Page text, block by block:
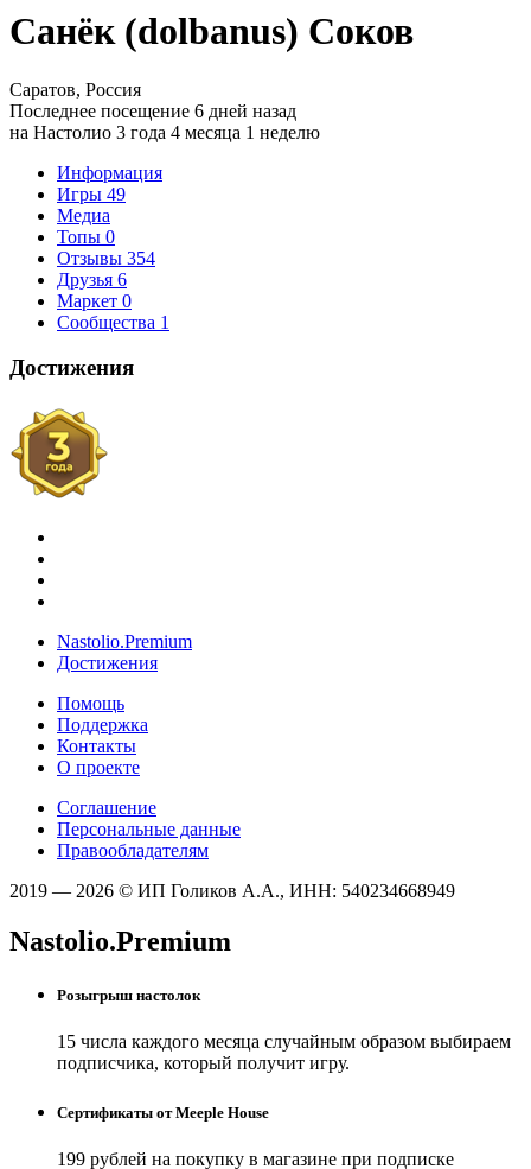
Санёк (dolbanus) Соков
Саратов, Россия
Последнее посещение 6 дней назад
на Настолио 3 года 4 месяца 1 неделю
Информация
Игры 49
Медиа
Топы 0
Отзывы 354
Друзья 6
Маркет 0
Сообщества 1
Достижения
Nastolio.Premium
Достижения
Помощь
Поддержка
Контакты
О проекте
Соглашение
Персональные данные
Правообладателям
2019 — 2026 © ИП Голиков А.А., ИНН: 540234668949
Nastolio.Premium
Розыгрыш настолок
15 числа каждого месяца случайным образом выбираем
подписчика, который получит игру.
Сертификаты от Meeple House
199 рублей на покупку в магазине при подписке